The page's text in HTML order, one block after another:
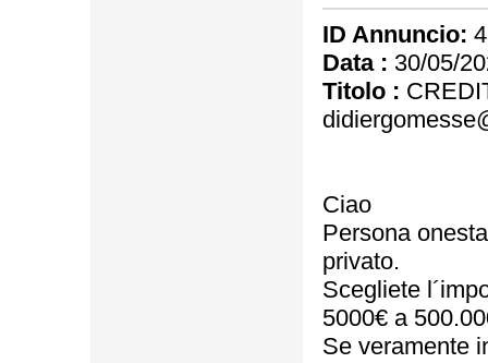
ID Annuncio:
Data : 30/05/
Titolo :
Ciao
Persona
privato.
Scegliete
5000€ a
Se veramente